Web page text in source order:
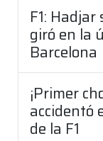
F1:
giró en la
Barcelona
¡Primer
accidentó
de la F1